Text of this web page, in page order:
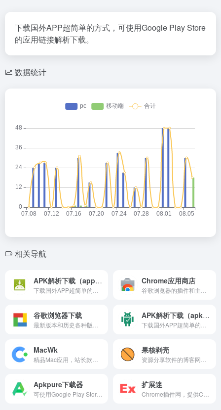
下载国外APP超简单的方式，可使用Google Play Store
的应用链接解析下载。
数据统计
相关导航
APK解析下载（appsevozi） Chrome应用商店
谷歌浏览器下载 APK解析下载（apkcombo）
MacWk 果核剥壳
Apkpure下载器 扩展迷